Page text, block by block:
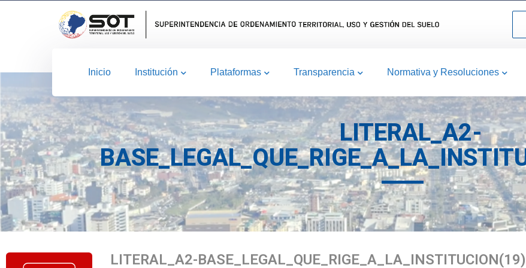
Inicio Institución Plataformas Transparencia Normativa y Resoluciones
LITERAL_A2-
LITERAL_A2-